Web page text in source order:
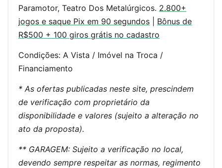
Paramotor, Teatro Dos Metalúrgicos. 2.800+
jogos e saque Pix em 90 segundos
Bônus de
R$500 + 100 giros grátis no cadastro
Condições: A Vista / Imóvel na Troca /
Financiamento
* As ofertas publicadas neste site, prescindem
de verificação com proprietário da
disponibilidade e valores (sujeito a alteração no
ato da proposta).
** GARAGEM: Sujeito a verificação no local,
devendo sempre respeitar as normas, regimento